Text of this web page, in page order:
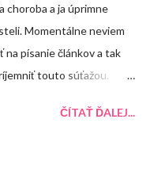
choroba a ja úprimne
Momentálne neviem
na písanie článkov a tak
touto súťažou.
pre Vás pripravené
ČÍTAŤ ĎALEJ...